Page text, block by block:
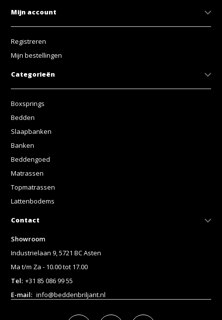
Mijn account
Registreren
Mijn bestellingen
Categorieën
Boxsprings
Bedden
Slaapbanken
Banken
Beddengoed
Matrassen
Topmatrassen
Lattenbodems
Contact
Showroom
Industrielaan 9, 5721 BC Asten
Ma t/m Za - 10.00 tot 17.00
Tel: +31 85 086 99 55
E-mail: info@beddenbriljant.nl